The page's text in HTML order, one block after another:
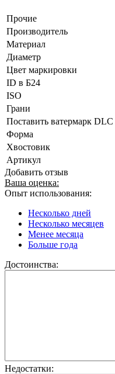
Прочие
Производитель
Материал
Диаметр
Цвет маркировки
ID в Б24
ISO
Грани
Поставить ватермарк DLC
Форма
Хвостовик
Артикул
Добавить отзыв
Ваша оценка:
Опыт использования:
Несколько дней
Несколько месяцев
Менее месяца
Больше года
Достоинства:
Недостатки: